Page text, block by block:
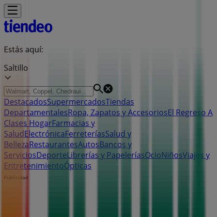
Estás aquí:
Saltillo
DestacadosSupermercadosTiendas
DepartamentalesRopa, Zapatos y AccesoriosEl Regreso A
Clases HogarFarmacias y
SaludElectrónicaFerreteríasSalud y
BellezaRestaurantesAutosBancos y
ServiciosDeporteLibrerías y PapeleríasOcioNiñosViajes y
EntretenimientoÓpticas
Publicidad